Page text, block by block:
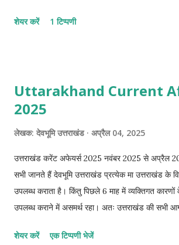
भौगोलिक कारण उल्लेख करना संभव नहीं है। इसलिए जब
याद रख पाएंगे साथ ही उनसे संबंधित अन्य तथ्य को भी
भारत की जनगणना (भाग -01) वर्ष 2011 में भारत की
था तथा भारत की कुल आबादी 121,08,54,922 (121
जनसंख्या 62.32 करोड़ एवं महिलाओं की 51.47 करोड़
शेयर करें 1 टिप्पणी
Uttarakhand Current
2025
लेखक: देवभूमि उत्तराखंड अप्रैल 04, 2025
उत्तराखंड करेंट अफेयर्स 2025 नवंबर 2025 से अप्रैल
सभी जानते हैं देवभूमि उत्तराखंड प्रत्येक मा उत्तराखंड के
उपलब्ध कराता है। किंतु पिछले 6 माह में व्यक्तिगत
उपलब्ध कराने में असमर्थ रहा। अतः उत्तराखंड की सभी
अफेयर्स चार भागों में विभाजित करके अप्रैल के अन्त तक
शेयर करें एक टिप्पणी भेजें